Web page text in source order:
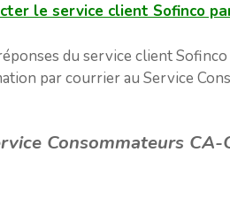
le service client Sofinco
du service client
par courrier au Service
Consommateurs CA-